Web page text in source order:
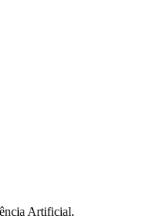
Artificial.